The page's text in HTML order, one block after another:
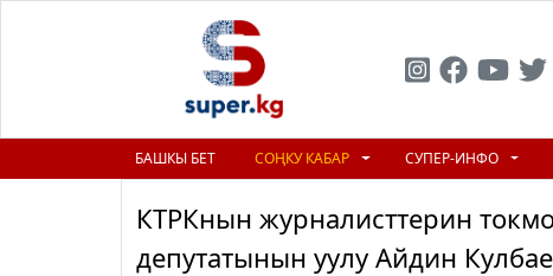
БАШКЫ БЕТ СОҢКУ КАБАР СУПЕР-ИНФО
КТРКнын журналисттерин
депутатынын уулу Айдин